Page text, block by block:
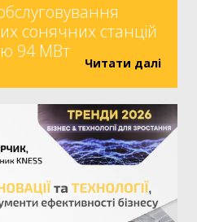
сонячних станцій
94 МВт
Читати далі